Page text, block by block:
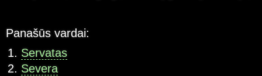
Panašūs vardai:
Servatas
Severa